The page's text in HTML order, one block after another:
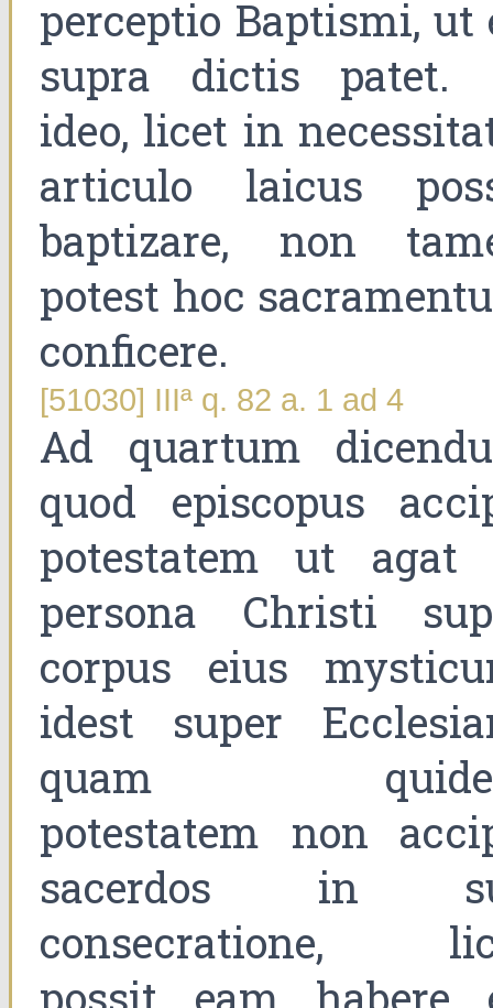
perceptio Baptismi, ut
supra dictis patet.
ideo, licet in
articulo laicus
baptizare, non
potest hoc
conficere.
[51030] IIIª q. 82 a. 1 ad 4
Ad quartum
quod episcopus
potestatem ut agat
persona Christi
corpus eius
idest super
quam
potestatem non
sacerdos in
consecratione,